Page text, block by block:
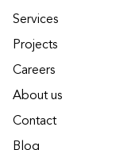
Services
Projects
Careers
About us
Contact
Blog